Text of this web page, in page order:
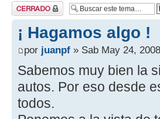
Tema cerrado
¡ Hagamos algo !
por juanpf » Sab May 24,
Sabemos muy bien la
autos. Por eso desde
todos.